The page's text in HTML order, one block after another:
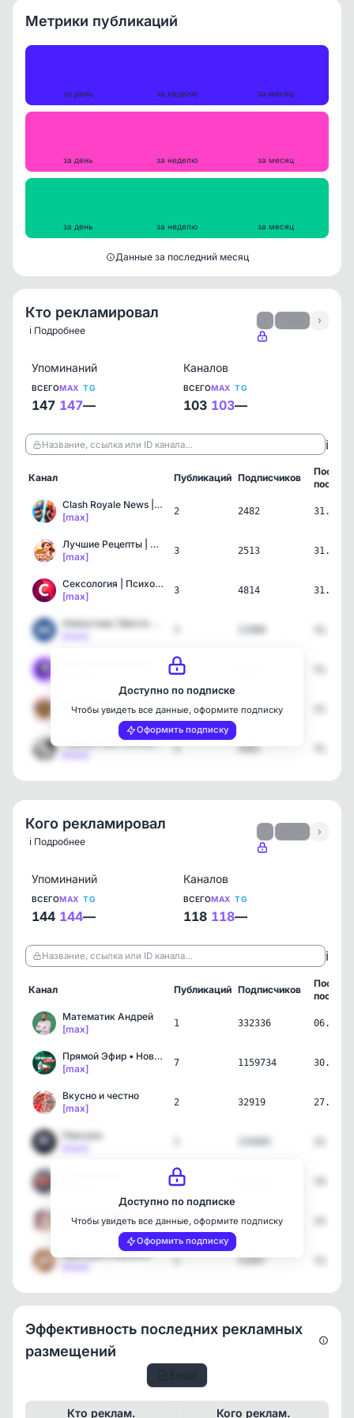
Метрики публикаций
за день за неделю за месяц
за день за неделю за месяц
за день за неделю за месяц
Данные за последний месяц
Кто рекламировал
ℹ️ Подробнее
›
Упоминаний
ВСЕГО
147
MAX
147
TG
—
Каналов
ВСЕГО
103
MAX
103
TG
—
Название, ссылка или ID канала… ℹ️
Канал Публикаций Подписчиков
пост
Clash Royale News | Кле…
[max]
2 2482
Лучшие Рецепты | Кулинар…
[max]
3 2513
Сексология | Психология …
[max]
3 4814
3
[max]
3 11860
Парные авы Милые Аватар…
3 4581
Доступно по подписке
Чтобы увидеть все данные, оформите подписку
Оформить подписку
Кого рекламировал
ℹ️ Подробнее
›
Упоминаний
ВСЕГО
144
MAX
144
TG
—
Каналов
ВСЕГО
118
MAX
118
TG
—
Название, ссылка или ID канала… ℹ️
Канал Публикаций Подписчиков
пост
Математик Андрей
[max]
1 332336
Прямой Эфир • Новости
[max]
7 1159734
Вкусно и честно
[max]
2 32919
Пиксель
2
[max]
1 54469
Идеи для комнаты
1 51047
Доступно по подписке
Чтобы увидеть все данные, оформите подписку
Оформить подписку
Эффективность последних рекламных
размещений
Кто реклам. Кого реклам.